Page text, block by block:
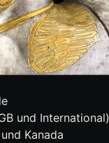
und International)
Kanada